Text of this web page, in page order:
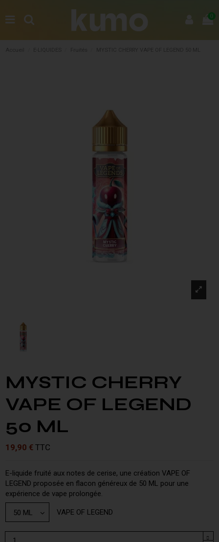
0
MYSTIC CHERRY
VAPE OF LEGEND
50 ML
19,90 €TTC
E-liquide fruité aux notes de cerise, une création VAPE OF
LEGEND proposée en flacon généreux de 50 ML pour une
expérience de vape prolongée.
VAPE OF LEGEND